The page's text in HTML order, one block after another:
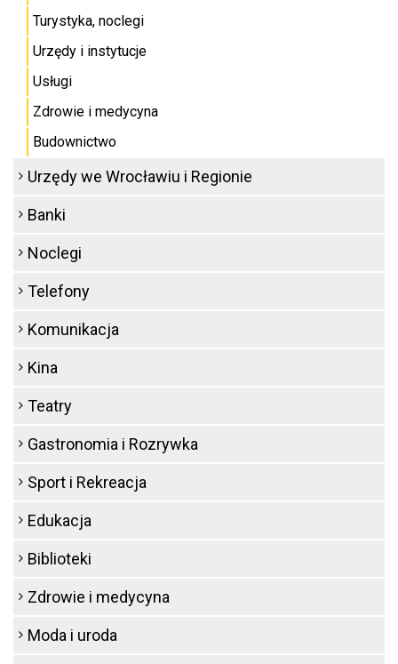
Turystyka, noclegi
Urzędy i instytucje
Usługi
Zdrowie i medycyna
Budownictwo
Urzędy we Wrocławiu i Regionie
Banki
Noclegi
Telefony
Komunikacja
Kina
Teatry
Gastronomia i Rozrywka
Sport i Rekreacja
Edukacja
Biblioteki
Zdrowie i medycyna
Moda i uroda